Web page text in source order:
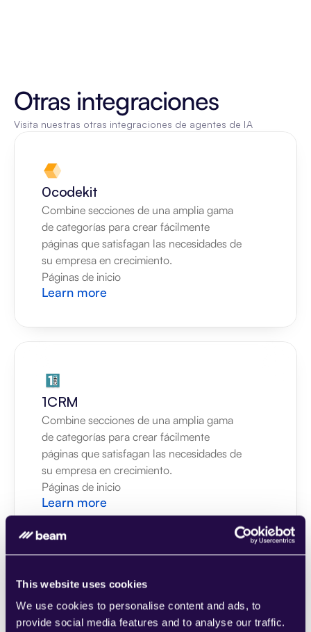
This website uses cookies
We use cookies to personalise content and ads, to
provide social media features and to analyse our traffic.
Otras integraciones
Visita nuestras otras integraciones de agentes de IA
0codekit
Combine secciones de una amplia gama
de categorías para crear fácilmente
páginas que satisfagan las necesidades de
su empresa en crecimiento.
Páginas de inicio
Learn more
1CRM
Combine secciones de una amplia gama
de categorías para crear fácilmente
páginas que satisfagan las necesidades de
su empresa en crecimiento.
Páginas de inicio
Learn more
2Chat